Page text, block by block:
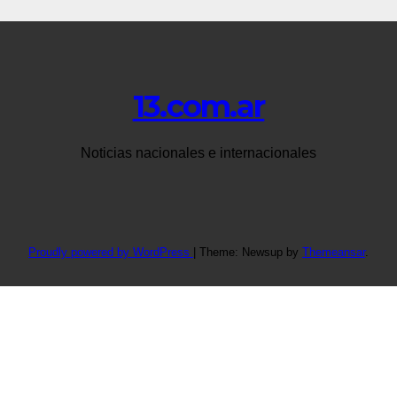
13.com.ar
Noticias nacionales e internacionales
Proudly powered by WordPress | Theme: Newsup by Themeansar.